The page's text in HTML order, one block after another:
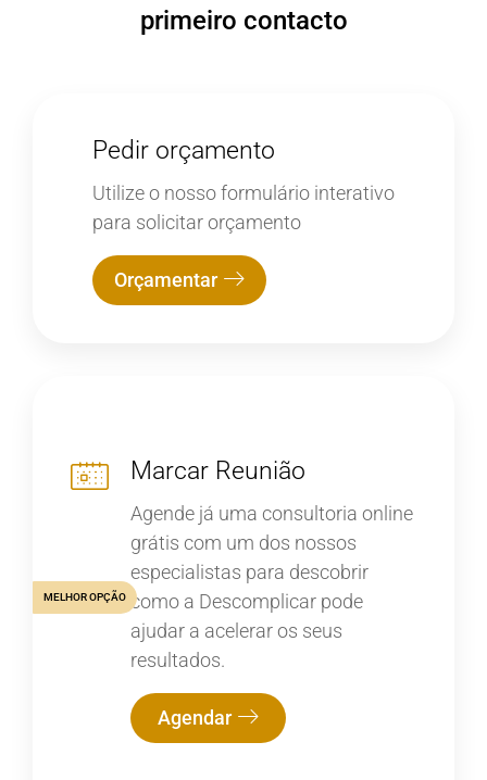
primeiro contacto
Pedir orçamento
Utilize o nosso formulário interativo
para solicitar orçamento
Orçamentar
Marcar Reunião
Agende já uma consultoria online
grátis com um dos nossos
especialistas para descobrir
como a Descomplicar pode
ajudar a acelerar os seus
resultados.
Agendar
MELHOR OPÇÃO